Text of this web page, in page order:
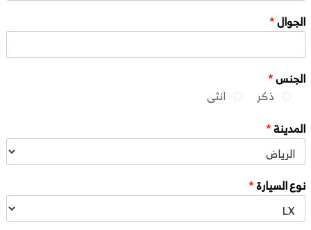
الجوال*
الجنس*
ذكر
انثى
المدينة*
نوع السيارة*